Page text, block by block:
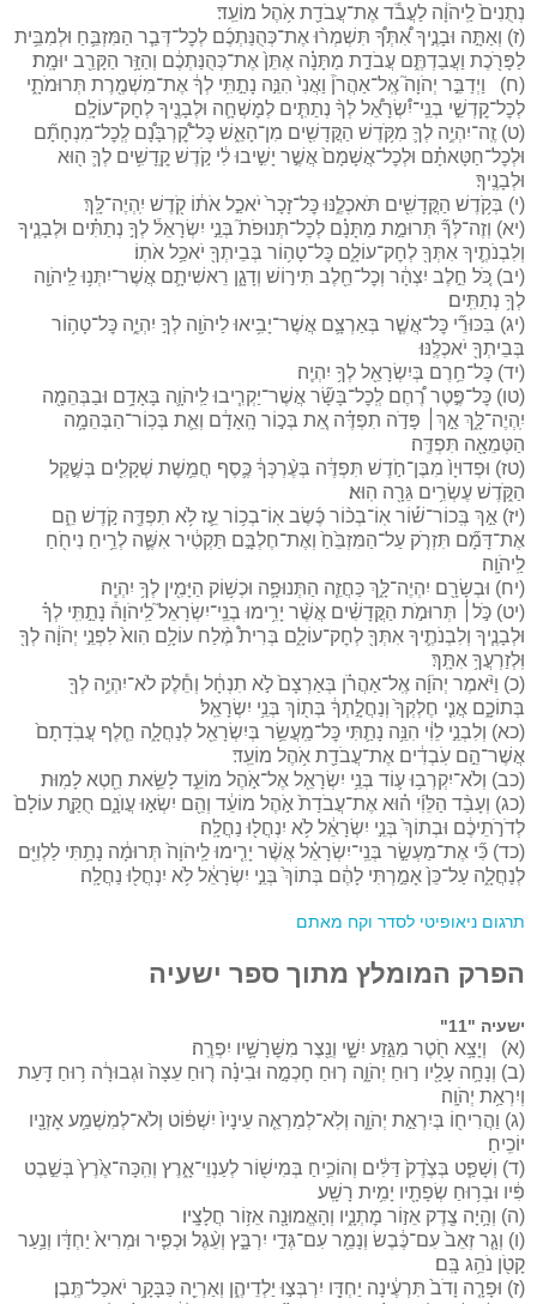
נְתֻנִים֙ לַֽיהֹוָ֔ה לַעֲבֹ֕ד אֶת־עֲבֹדַ֖ת אֹ֥הֶל מוֹעֵֽד׃
(ז) וְאַתָּ֣ה וּבָנֶ֣יךָ אִ֠תְּךָ֠ תִּשְׁמְר֨וּ אֶת־כְּהֻנַּתְכֶ֜ם לְכׇל־דְּבַ֧ר הַמִּזְבֵּ֛חַ וּלְמִבֵּ֥ית
לַפָּרֹ֖כֶת וַעֲבַדְתֶּ֑ם עֲבֹדַ֣ת מַתָּנָ֗ה אֶתֵּן֙ אֶת־כְּהֻנַּתְכֶ֔ם וְהַזָּ֥ר הַקָּרֵ֖ב יוּמָֽת׃
(ח) וַיְדַבֵּ֣ר יְהֹוָה֮ אֶֽל־אַהֲרֹן֒ וַאֲנִי֙ הִנֵּ֣ה נָתַ֣תִּֽי לְךָ֔ אֶת־מִשְׁמֶ֖רֶת תְּרוּמֹתָ֑י
לְכׇל־קׇדְשֵׁ֣י בְנֵֽי־יִ֠שְׂרָאֵ֠ל לְךָ֨ נְתַתִּ֧ים לְמׇשְׁחָ֛ה וּלְבָנֶ֖יךָ לְחׇק־עוֹלָֽם׃
(ט) זֶֽה־יִהְיֶ֥ה לְךָ֛ מִקֹּ֥דֶשׁ הַקֳּדָשִׁ֖ים מִן־הָאֵ֑שׁ כׇּל־קׇ֠רְבָּנָ֠ם לְֽכׇל־מִנְחָתָ֞ם
וּלְכׇל־חַטָּאתָ֗ם וּלְכׇל־אֲשָׁמָם֙ אֲשֶׁ֣ר יָשִׁ֣יבוּ לִ֔י קֹ֣דֶשׁ קׇֽדָשִׁ֥ים לְךָ֛ ה֖וּא
וּלְבָנֶֽיךָ׃
(י) בְּקֹ֥דֶשׁ הַקֳּדָשִׁ֖ים תֹּאכְלֶ֑נּוּ כׇּל־זָכָר֙ יֹאכַ֣ל אֹת֔וֹ קֹ֖דֶשׁ יִֽהְיֶה־לָּֽךְ׃
(יא) וְזֶה־לְּךָ֞ תְּרוּמַ֣ת מַתָּנָ֗ם לְכׇל־תְּנוּפֹת֮ בְּנֵ֣י יִשְׂרָאֵל֒ לְךָ֣ נְתַתִּ֗ים וּלְבָנֶ֧יךָ
וְלִבְנֹתֶ֛יךָ אִתְּךָ֖ לְחׇק־עוֹלָ֑ם כׇּל־טָה֥וֹר בְּבֵיתְךָ֖ יֹאכַ֥ל אֹתֽוֹ׃
(יב) כֹּ֚ל חֵ֣לֶב יִצְהָ֔ר וְכׇל־חֵ֖לֶב תִּיר֣וֹשׁ וְדָגָ֑ן רֵאשִׁיתָ֛ם אֲשֶׁר־יִתְּנ֥וּ לַֽיהֹוָ֖ה
לְךָ֥ נְתַתִּֽים׃
(יג) בִּכּוּרֵ֞י כׇּל־אֲשֶׁ֧ר בְּאַרְצָ֛ם אֲשֶׁר־יָבִ֥יאוּ לַיהֹוָ֖ה לְךָ֣ יִהְיֶ֑ה כׇּל־טָה֥וֹר
בְּבֵיתְךָ֖ יֹאכְלֶֽנּוּ׃
(יד) כׇּל־חֵ֥רֶם בְּיִשְׂרָאֵ֖ל לְךָ֥ יִהְיֶֽה׃
(טו) כׇּל־פֶּ֣טֶר רֶ֠חֶם לְֽכׇל־בָּשָׂ֞ר אֲשֶׁר־יַקְרִ֧יבוּ לַֽיהֹוָ֛ה בָּאָדָ֥ם וּבַבְּהֵמָ֖ה
יִֽהְיֶה־לָּ֑ךְ אַ֣ךְ׀ פָּדֹ֣ה תִפְדֶּ֗ה אֵ֚ת בְּכ֣וֹר הָֽאָדָ֔ם וְאֵ֛ת בְּכֽוֹר־הַבְּהֵמָ֥ה
הַטְּמֵאָ֖ה תִּפְדֶּֽה׃
(טז) וּפְדוּיָו֙ מִבֶּן־חֹ֣דֶשׁ תִּפְדֶּ֔ה בְּעֶ֨רְכְּךָ֔ כֶּ֛סֶף חֲמֵ֥שֶׁת שְׁקָלִ֖ים בְּשֶׁ֣קֶל
הַקֹּ֑דֶשׁ עֶשְׂרִ֥ים גֵּרָ֖ה הֽוּא׃
(יז) אַ֣ךְ בְּֽכוֹר־שׁ֡וֹר אֽוֹ־בְכ֨וֹר כֶּ֜שֶׂב אֽוֹ־בְכ֥וֹר עֵ֛ז לֹ֥א תִפְדֶּ֖ה קֹ֣דֶשׁ הֵ֑ם
אֶת־דָּמָ֞ם תִּזְרֹ֤ק עַל־הַמִּזְבֵּ֙חַ֙ וְאֶת־חֶלְבָּ֣ם תַּקְטִ֔יר אִשֶּׁ֛ה לְרֵ֥יחַ נִיחֹ֖חַ
לַֽיהֹוָֽה׃
(יח) וּבְשָׂרָ֖ם יִהְיֶה־לָּ֑ךְ כַּחֲזֵ֧ה הַתְּנוּפָ֛ה וּכְשׁ֥וֹק הַיָּמִ֖ין לְךָ֥ יִהְיֶֽה׃
(יט) כֹּ֣ל׀ תְּרוּמֹ֣ת הַקֳּדָשִׁ֗ים אֲשֶׁ֨ר יָרִ֥ימוּ בְנֵֽי־יִשְׂרָאֵל֮ לַֽיהֹוָה֒ נָתַ֣תִּֽי לְךָ֗
וּלְבָנֶ֧יךָ וְלִבְנֹתֶ֛יךָ אִתְּךָ֖ לְחׇק־עוֹלָ֑ם בְּרִית֩ מֶ֨לַח עוֹלָ֥ם הִוא֙ לִפְנֵ֣י יְהֹוָ֔ה לְךָ֖
וּֽלְזַרְעֲךָ֥ אִתָּֽךְ׃
(כ) וַיֹּ֨אמֶר יְהֹוָ֜ה אֶֽל־אַהֲרֹ֗ן בְּאַרְצָם֙ לֹ֣א תִנְחָ֔ל וְחֵ֕לֶק לֹא־יִהְיֶ֥ה לְךָ֖
בְּתוֹכָ֑ם אֲנִ֤י חֶלְקְךָ֙ וְנַחֲלָ֣תְךָ֔ בְּת֖וֹךְ בְּנֵ֥י יִשְׂרָאֵֽל׃
(כא) וְלִבְנֵ֣י לֵוִ֔י הִנֵּ֥ה נָתַ֛תִּי כׇּל־מַֽעֲשֵׂ֥ר בְּיִשְׂרָאֵ֖ל לְנַחֲלָ֑ה חֵ֤לֶף עֲבֹֽדָתָם֙
אֲשֶׁר־הֵ֣ם עֹֽבְדִ֔ים אֶת־עֲבֹדַ֖ת אֹ֥הֶל מוֹעֵֽד׃
(כב) וְלֹא־יִקְרְב֥וּ ע֛וֹד בְּנֵ֥י יִשְׂרָאֵ֖ל אֶל־אֹ֣הֶל מוֹעֵ֑ד לָשֵׂ֥את חֵ֖טְא לָמֽוּת׃
(כג) וְעָבַ֨ד הַלֵּוִ֜י ה֗וּא אֶת־עֲבֹדַת֙ אֹ֣הֶל מוֹעֵ֔ד וְהֵ֖ם יִשְׂא֣וּ עֲוֺנָ֑ם חֻקַּ֤ת עוֹלָם֙
לְדֹרֹ֣תֵיכֶ֔ם וּבְתוֹךְ֙ בְּנֵ֣י יִשְׂרָאֵ֔ל לֹ֥א יִנְחֲל֖וּ נַחֲלָֽה׃
(כד) כִּ֞י אֶת־מַעְשַׂ֣ר בְּנֵֽי־יִשְׂרָאֵ֗ל אֲשֶׁ֨ר יָרִ֤ימוּ לַֽיהֹוָה֙ תְּרוּמָ֔ה נָתַ֥תִּי לַלְוִיִּ֖ם
לְנַחֲלָ֑ה עַל־כֵּן֙ אָמַ֣רְתִּי לָהֶ֔ם בְּתוֹךְ֙ בְּנֵ֣י יִשְׂרָאֵ֔ל לֹ֥א יִנְחֲל֖וּ נַחֲלָֽה׃
תרגום ניאופיטי לסדר וקח מאתם
הפרק המומלץ מתוך ספר ישעיה
ישעיה "11"
(א) וְיָצָ֥א חֹ֖טֶר מִגֵּ֣זַע יִשָׁ֑י וְנֵ֖צֶר מִשׇּׁרָשָׁ֥יו יִפְרֶֽה׃
(ב) וְנָחָ֥ה עָלָ֖יו ר֣וּחַ יְהֹוָ֑ה ר֧וּחַ חׇכְמָ֣ה וּבִינָ֗ה ר֤וּחַ עֵצָה֙ וּגְבוּרָ֔ה ר֥וּחַ דַּ֖עַת
וְיִרְאַ֥ת יְהֹוָֽה׃
(ג) וַהֲרִיח֖וֹ בְּיִרְאַ֣ת יְהֹוָ֑ה וְלֹֽא־לְמַרְאֵ֤ה עֵינָיו֙ יִשְׁפּ֔וֹט וְלֹא־לְמִשְׁמַ֥ע אׇזְנָ֖יו
יוֹכִֽיחַ׃
(ד) וְשָׁפַ֤ט בְּצֶ֙דֶק֙ דַּלִּ֔ים וְהוֹכִ֥יחַ בְּמִישׁ֖וֹר לְעַנְוֵי־אָ֑רֶץ וְהִֽכָּה־אֶ֙רֶץ֙ בְּשֵׁ֣בֶט
פִּ֔יו וּבְר֥וּחַ שְׂפָתָ֖יו יָמִ֥ית רָשָֽׁע׃
(ה) וְהָ֥יָה צֶ֖דֶק אֵז֣וֹר מׇתְנָ֑יו וְהָאֱמוּנָ֖ה אֵז֥וֹר חֲלָצָֽיו׃
(ו) וְגָ֤ר זְאֵב֙ עִם־כֶּ֔בֶשׂ וְנָמֵ֖ר עִם־גְּדִ֣י יִרְבָּ֑ץ וְעֵ֨גֶל וּכְפִ֤יר וּמְרִיא֙ יַחְדָּ֔ו וְנַ֥עַר
קָטֹ֖ן נֹהֵ֥ג בָּֽם׃
(ז) וּפָרָ֤ה וָדֹב֙ תִּרְעֶ֔ינָה יַחְדָּ֖ו יִרְבְּצ֣וּ יַלְדֵיהֶ֑ן וְאַרְיֵ֖ה כַּבָּקָ֥ר יֹאכַל־תֶּֽבֶן׃